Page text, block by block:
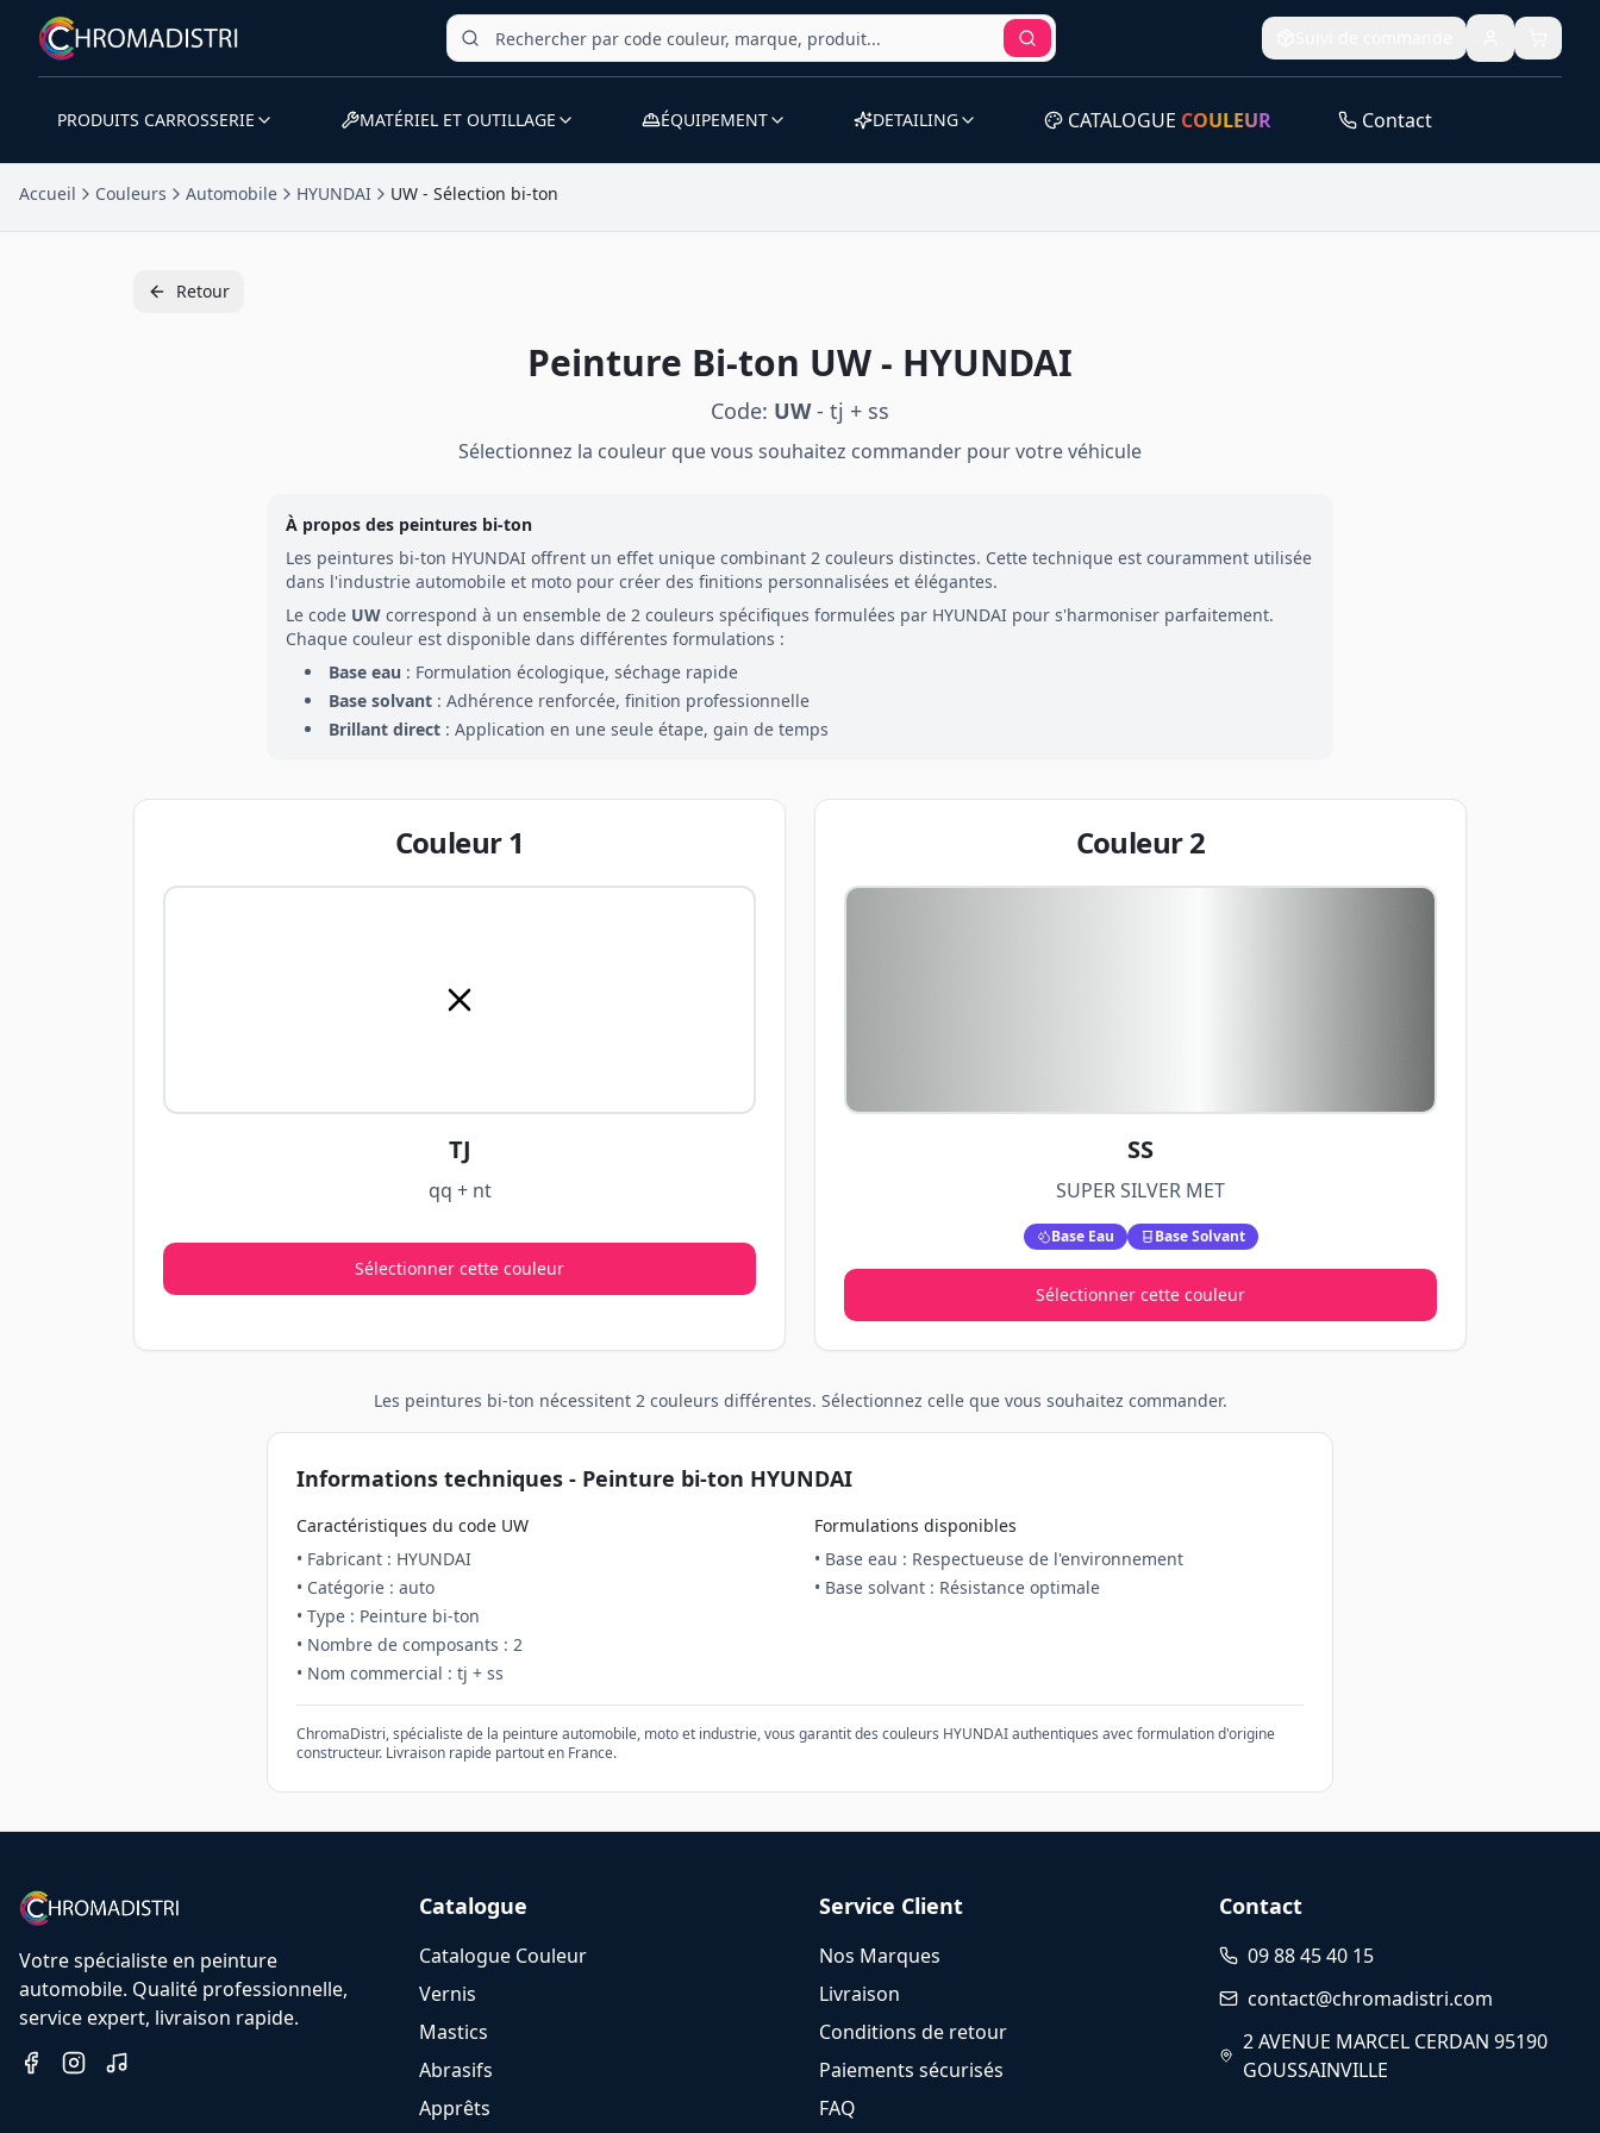
PRODUITS CARROSSERIE MATÉRIEL ET OUTILLAGE ÉQUIPEMENT DETAILING CATALOGUE COULEUR Contact
Accueil Couleurs Automobile HYUNDAI UW - Sélection bi-ton
Retour
Peinture Bi-ton UW - HYUNDAI
Code: UW- tj + ss
Sélectionnez la couleur que vous souhaitez commander pour votre véhicule
À propos des peintures bi-ton
Les peintures bi-ton HYUNDAI offrent un effet unique combinant 2 couleurs distinctes. Cette technique est couramment utilisée
dans l'industrie automobile et moto pour créer des finitions personnalisées et élégantes.
Le code UW correspond à un ensemble de 2 couleurs spécifiques formulées par HYUNDAI pour s'harmoniser parfaitement.
Chaque couleur est disponible dans différentes formulations :
Base eau : Formulation écologique, séchage rapide
Base solvant : Adhérence renforcée, finition professionnelle
Brillant direct : Application en une seule étape, gain de temps
Couleur1
TJ
qq + nt
Sélectionner cette couleur
Couleur2
SS
SUPER SILVER MET
Base Eau Base Solvant
Sélectionner cette couleur
Les peintures bi-ton nécessitent 2couleurs différentes. Sélectionnez celle que vous souhaitez commander.
Informations techniques - Peinture bi-ton HYUNDAI
Caractéristiques du code UW
• Fabricant : HYUNDAI
• Catégorie : auto
• Type : Peinture bi-ton
• Nombre de composants : 2
• Nom commercial : tj + ss
Formulations disponibles
• Base eau : Respectueuse de l'environnement
• Base solvant : Résistance optimale
ChromaDistri, spécialiste de la peinture automobile, moto et industrie, vous garantit des couleurs HYUNDAIauthentiques avec formulation d'origine
constructeur. Livraison rapide partout en France.
Votre spécialiste en peinture
automobile. Qualité professionnelle,
service expert, livraison rapide.
Catalogue
Catalogue Couleur
Vernis
Mastics
Abrasifs
Apprêts
Service Client
Nos Marques
Livraison
Conditions de retour
Paiements sécurisés
FAQ
Contact
09 88 45 40 15
contact@chromadistri.com
2 AVENUE MARCEL CERDAN 95190
GOUSSAINVILLE